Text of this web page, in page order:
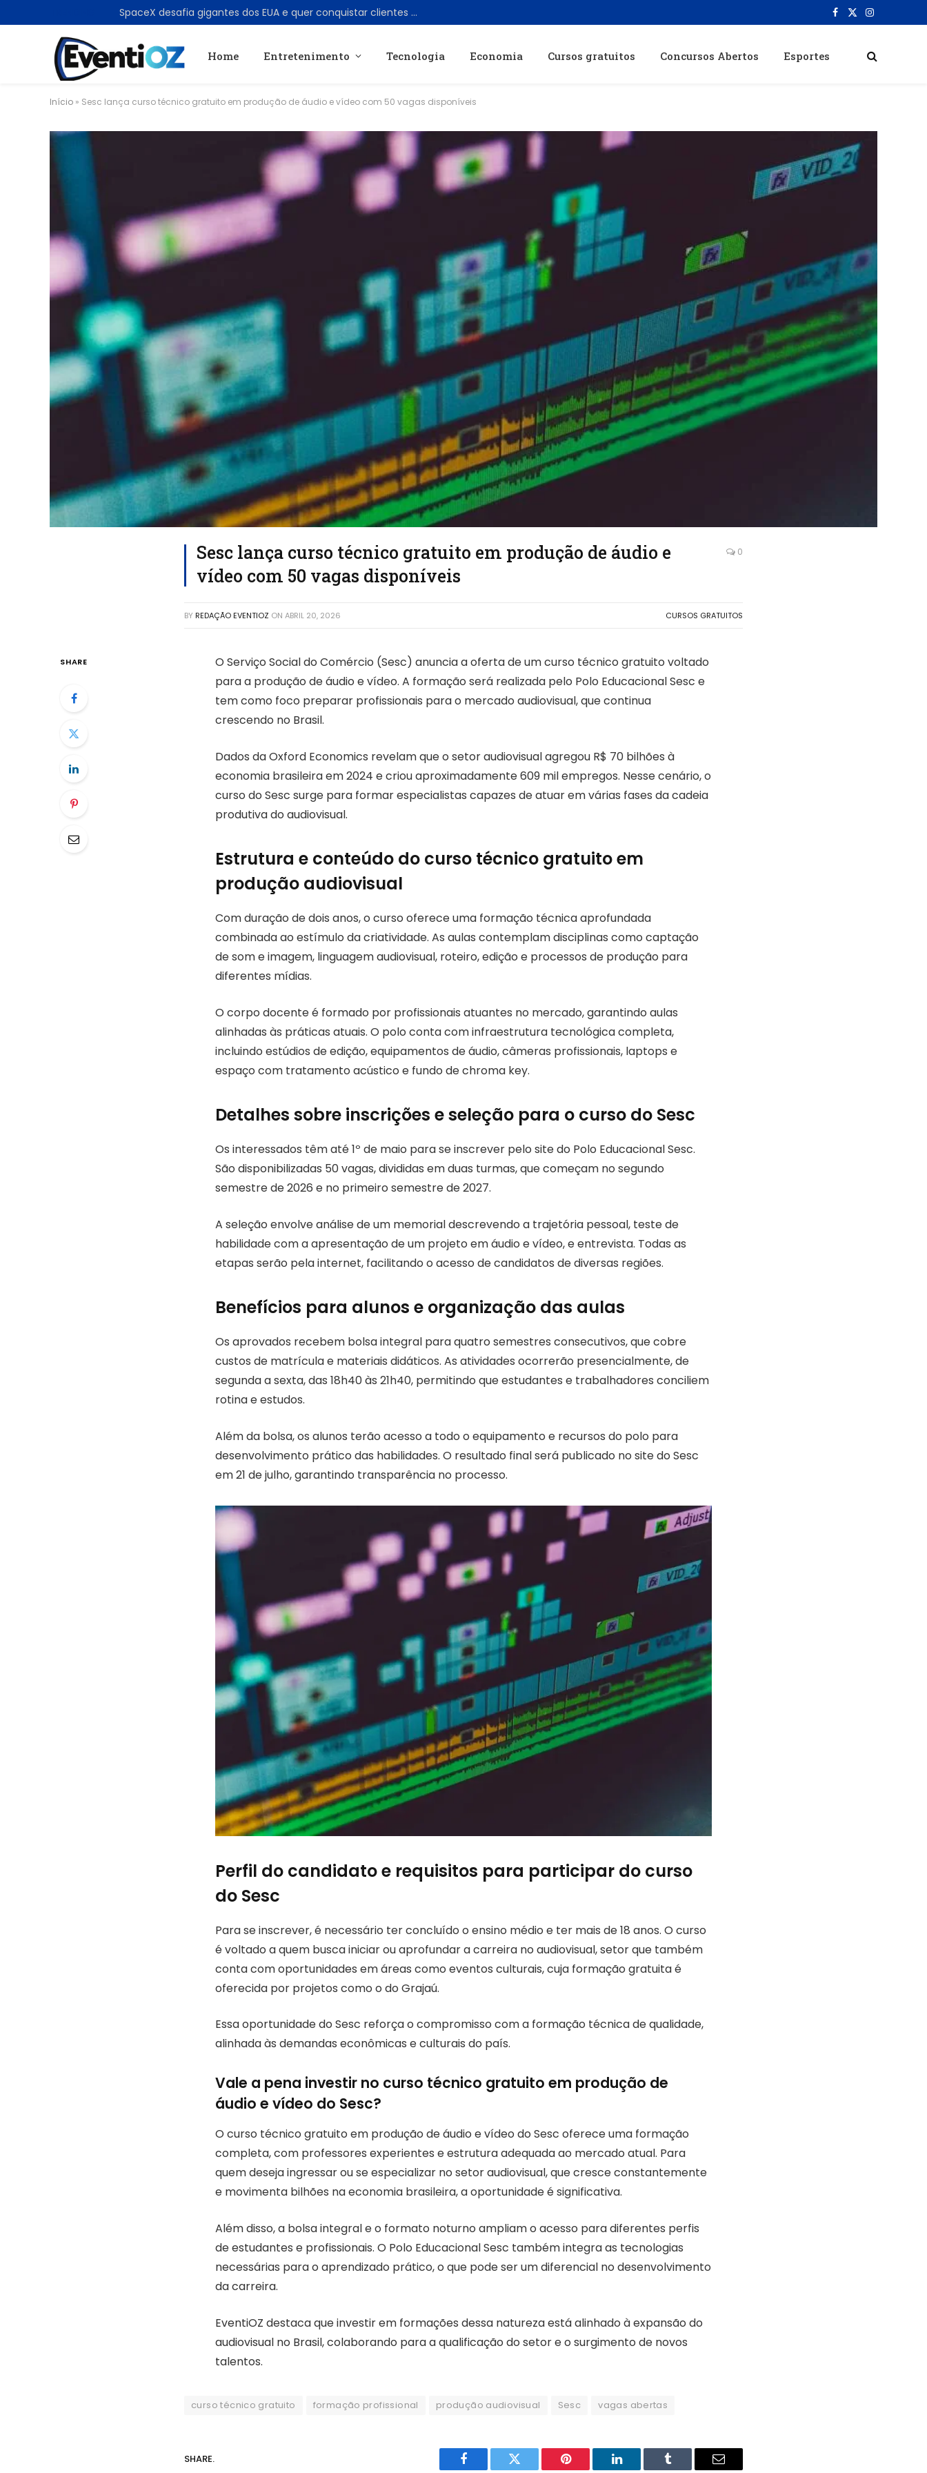
SpaceX desafia gigantes dos EUA e quer conquistar clientes da T-Mobile, AT&T e Verizon Facebook
X
Instagram
Home Entretenimento Tecnologia Economia Cursos gratuitos Concursos Abertos Esportes
Início » Sesc lança curso técnico gratuito em produção de áudio e vídeo com 50 vagas disponíveis
Sesc lança curso técnico gratuito em produção de áudio e
vídeo com 50 vagas disponíveis
0
BY REDAÇÃO EVENTIOZ ON ABRIL 20, 2026 CURSOS GRATUITOS
SHARE
O Serviço Social do Comércio (Sesc) anuncia a oferta de um curso técnico gratuito voltado
para a produção de áudio e vídeo. A formação será realizada pelo Polo Educacional Sesc e
tem como foco preparar profissionais para o mercado audiovisual, que continua
crescendo no Brasil.
Dados da Oxford Economics revelam que o setor audiovisual agregou R$ 70 bilhões à
economia brasileira em 2024 e criou aproximadamente 609 mil empregos. Nesse cenário, o
curso do Sesc surge para formar especialistas capazes de atuar em várias fases da cadeia
produtiva do audiovisual.
Estrutura e conteúdo do curso técnico gratuito em
produção audiovisual
Com duração de dois anos, o curso oferece uma formação técnica aprofundada
combinada ao estímulo da criatividade. As aulas contemplam disciplinas como captação
de som e imagem, linguagem audiovisual, roteiro, edição e processos de produção para
diferentes mídias.
O corpo docente é formado por profissionais atuantes no mercado, garantindo aulas
alinhadas às práticas atuais. O polo conta com infraestrutura tecnológica completa,
incluindo estúdios de edição, equipamentos de áudio, câmeras profissionais, laptops e
espaço com tratamento acústico e fundo de chroma key.
Detalhes sobre inscrições e seleção para o curso do Sesc
Os interessados têm até 1º de maio para se inscrever pelo site do Polo Educacional Sesc.
São disponibilizadas 50 vagas, divididas em duas turmas, que começam no segundo
semestre de 2026 e no primeiro semestre de 2027.
A seleção envolve análise de um memorial descrevendo a trajetória pessoal, teste de
habilidade com a apresentação de um projeto em áudio e vídeo, e entrevista. Todas as
etapas serão pela internet, facilitando o acesso de candidatos de diversas regiões.
Benefícios para alunos e organização das aulas
Os aprovados recebem bolsa integral para quatro semestres consecutivos, que cobre
custos de matrícula e materiais didáticos. As atividades ocorrerão presencialmente, de
segunda a sexta, das 18h40 às 21h40, permitindo que estudantes e trabalhadores conciliem
rotina e estudos.
Além da bolsa, os alunos terão acesso a todo o equipamento e recursos do polo para
desenvolvimento prático das habilidades. O resultado final será publicado no site do Sesc
em 21 de julho, garantindo transparência no processo.
Perfil do candidato e requisitos para participar do curso
do Sesc
Para se inscrever, é necessário ter concluído o ensino médio e ter mais de 18 anos. O curso
é voltado a quem busca iniciar ou aprofundar a carreira no audiovisual, setor que também
conta com oportunidades em áreas como eventos culturais, cuja formação gratuita é
oferecida por projetos como o do Grajaú.
Essa oportunidade do Sesc reforça o compromisso com a formação técnica de qualidade,
alinhada às demandas econômicas e culturais do país.
Vale a pena investir no curso técnico gratuito em produção de
áudio e vídeo do Sesc?
O curso técnico gratuito em produção de áudio e vídeo do Sesc oferece uma formação
completa, com professores experientes e estrutura adequada ao mercado atual. Para
quem deseja ingressar ou se especializar no setor audiovisual, que cresce constantemente
e movimenta bilhões na economia brasileira, a oportunidade é significativa.
Além disso, a bolsa integral e o formato noturno ampliam o acesso para diferentes perfis
de estudantes e profissionais. O Polo Educacional Sesc também integra as tecnologias
necessárias para o aprendizado prático, o que pode ser um diferencial no desenvolvimento
da carreira.
EventiOZ destaca que investir em formações dessa natureza está alinhado à expansão do
audiovisual no Brasil, colaborando para a qualificação do setor e o surgimento de novos
talentos.
curso técnico gratuito formação profissional produção audiovisual Sesc vagas abertas
SHARE.
Facebook Twitter Pinterest LinkedIn Tumblr Email